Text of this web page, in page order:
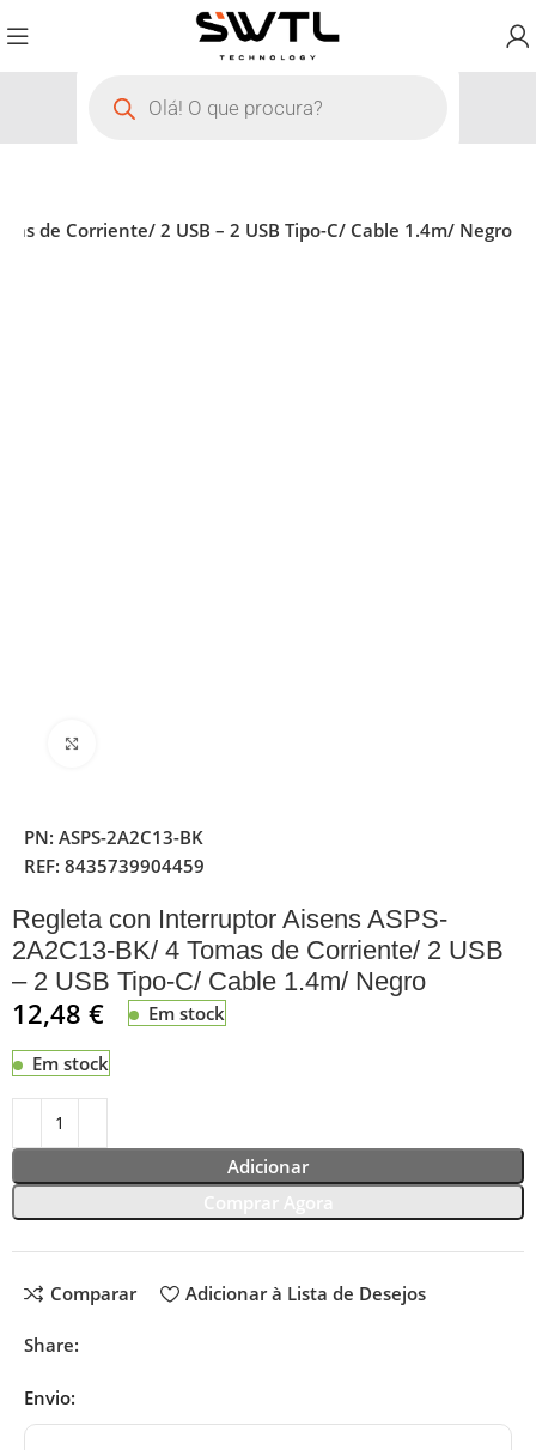
de Corriente/ 2 USB – 2 USB Tipo-C/ Cable 1.4m/ Negro
PN:ASPS-2A2C13-BK
REF:8435739904459
Regleta con Interruptor Aisens ASPS-
2A2C13-BK/ 4 Tomas de Corriente/ 2 USB
– 2 USB Tipo-C/ Cable 1.4m/ Negro
12,48€ Em stock
Em stock
Adicionar
Comparar Adicionar à Lista de Desejos
Share:
Envio: